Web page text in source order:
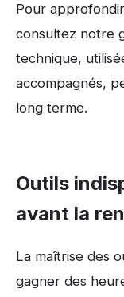
Pour
consultez notre
technique,
accompagnés,
long terme.
Outils
avant la
La maîtrise des
gagner des